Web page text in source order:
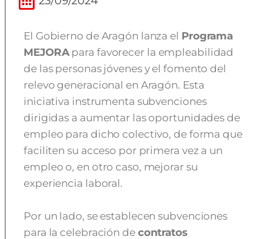
El Gobierno de Aragón lanza el Programa
MEJORApara favorecer la empleabilidad
de las personas jóvenes y el fomento del
relevo generacional en Aragón. Esta
iniciativa instrumenta subvenciones
dirigidas a aumentar las oportunidades de
empleo para dicho colectivo, de forma que
faciliten su acceso por primera vez a un
empleo o, en otro caso, mejorar su
experiencia laboral.
Por un lado, se establecen subvenciones
para la celebración de contratos